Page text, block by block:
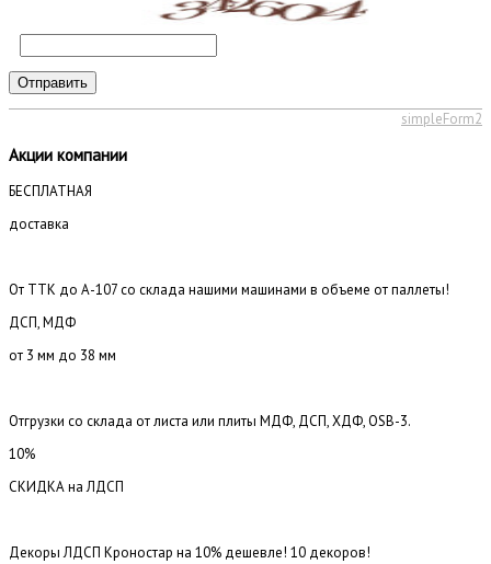
Отправить
simpleForm2
Акции компании
БЕСПЛАТНАЯ
доставка
От ТТК до А-107 со склада нашими машинами в объеме от паллеты!
ДСП, МДФ
от 3 мм до 38 мм
Отгрузки со склада от листа или плиты МДФ, ДСП, ХДФ, OSB-3.
10%
СКИДКА на ЛДСП
Декоры ЛДСП Кроностар на 10% дешевле! 10 декоров!